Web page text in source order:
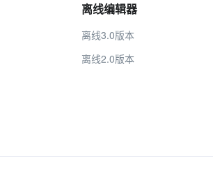
离线编辑器
离线3.0版本
离线2.0版本